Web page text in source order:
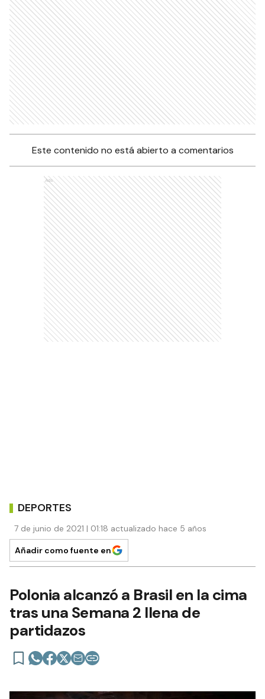
Este contenido no está abierto a comentarios
Ads
DEPORTES
7 de junio de 2021 | 01:18 actualizado hace 5 años
Añadir como fuente en
Polonia alcanzó a Brasil en la cima
tras una Semana 2 llena de
partidazos